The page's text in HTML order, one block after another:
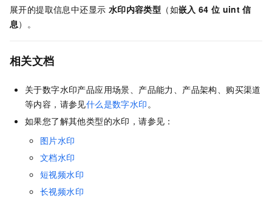
展开的提取信息中还显示 水印内容类型 （如嵌入 64 位 uint 信
息）。
相关文档
关于数字水印产品应用场景、产品能力、产品架构、购买渠道
等内容，请参见什么是数字水印 。
如果您了解其他类型的水印，请参见：
图片水印
文档水印
短视频水印
长视频水印